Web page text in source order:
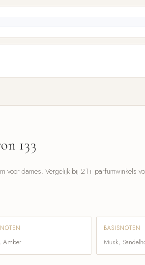
133
voor dames. Vergelijk bij 21+ parfumwinkels
Amber
BASISNOTEN
Musk,